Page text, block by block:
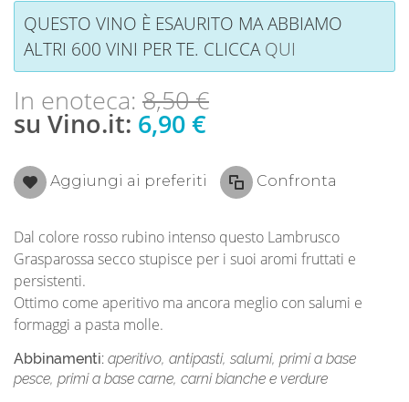
QUESTO VINO È ESAURITO MA ABBIAMO
ALTRI 600 VINI PER TE. CLICCAQUI
In enoteca: 8,50 €
su Vino.it: 6,90 €
Aggiungi ai preferiti Confronta
Dal colore rosso rubino intenso questo Lambrusco
Grasparossa secco stupisce per i suoi aromi fruttati e
persistenti.
Ottimo come aperitivo ma ancora meglio con salumi e
formaggi a pasta molle.
Abbinamenti: aperitivo, antipasti, salumi, primi a base
pesce, primi a base carne, carni bianche e verdure